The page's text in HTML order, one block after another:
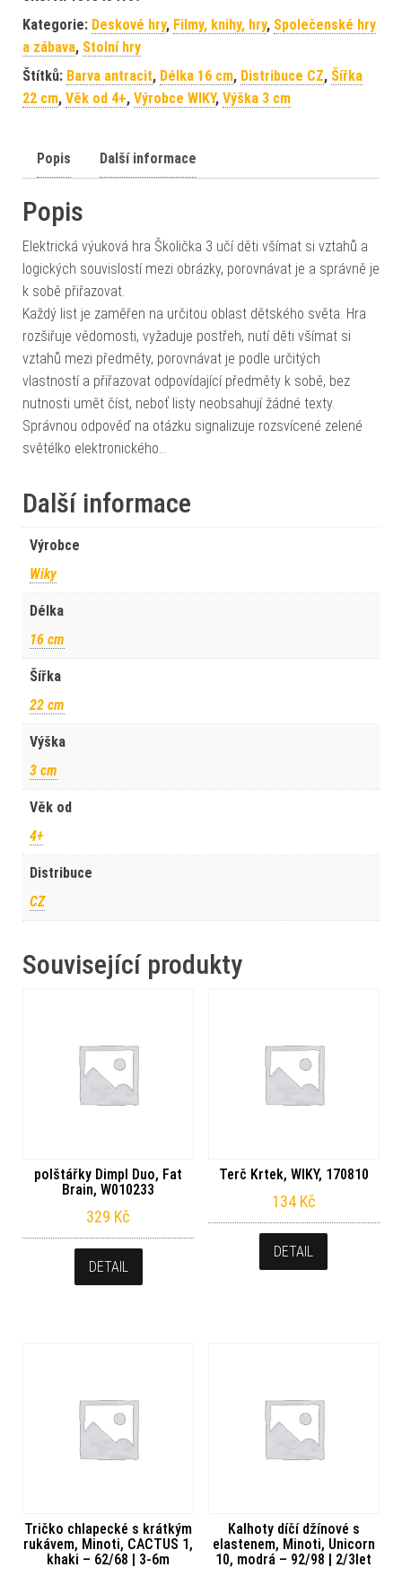
Kategorie: Deskové hry, Filmy, knihy, hry, Společenské hry
a zábava, Stolní hry
Štítků: Barva antracit, Délka 16 cm, Distribuce CZ, Šířka
22 cm, Věk od 4+, Výrobce WIKY, Výška 3 cm
Popis Další informace
Popis
Elektrická výuková hra Školička 3 učí děti všímat si vztahů a
logických souvislostí mezi obrázky, porovnávat je a správně je
k sobě přiřazovat.
Každý list je zaměřen na určitou oblast dětského světa. Hra
rozšiřuje vědomosti, vyžaduje postřeh, nutí děti všímat si
vztahů mezi předměty, porovnávat je podle určitých
vlastností a přiřazovat odpovídající předměty k sobě, bez
nutnosti umět číst, neboť listy neobsahují žádné texty.
Správnou odpověď na otázku signalizuje rozsvícené zelené
světélko elektronického…
Další informace
Výrobce
Wiky
Délka
16 cm
Šířka
22 cm
Výška
3 cm
Věk od
4+
Distribuce
CZ
Související produkty
polštářky Dimpl Duo, Fat
Brain, W010233
329 Kč
DETAIL
Terč Krtek, WIKY, 170810
134 Kč
DETAIL
Tričko chlapecké s krátkým
rukávem, Minoti, CACTUS 1,
khaki – 62/68 | 3-6m
Kalhoty díčí džínové s
elastenem, Minoti, Unicorn
10, modrá – 92/98 | 2/3let